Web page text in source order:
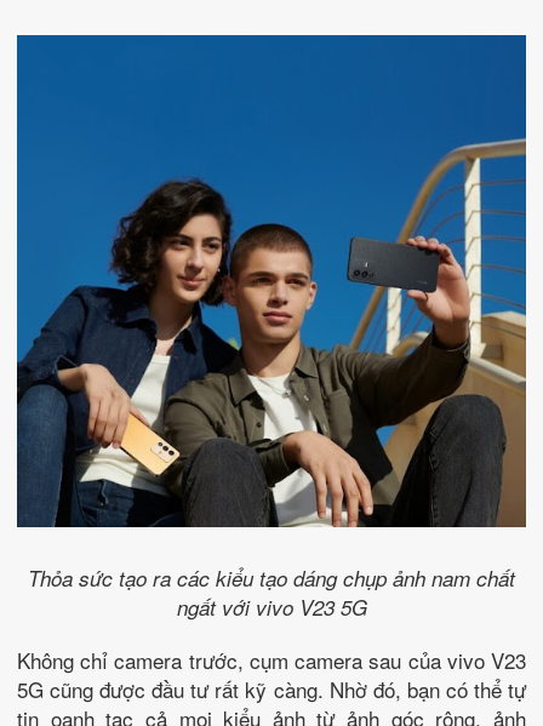
Thỏa sức tạo ra các kiểu tạo dáng chụp ảnh nam chất
ngất với vivo V23 5G
Không chỉ camera trước, cụm camera sau của vivo V23
5G cũng được đầu tư rất kỹ càng. Nhờ đó, bạn có thể tự
tin oanh tạc cả mọi kiểu ảnh từ ảnh góc rộng, ảnh